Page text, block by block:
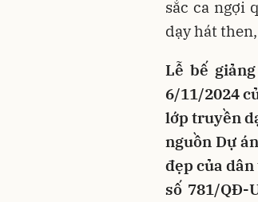
sắc ca ngợi
dạy hát
Lễ bế
6/11/2024
lớp truyền
nguồn Dự
đẹp của
số 781/QĐ-